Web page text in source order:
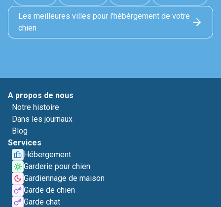
Les meilleures villes pour l'hébérgement de votre
chien
A propos de nous
Notre histoire
Dans les journaux
Blog
Services
Hébergement
Garderie pour chien
Gardiennage de maison
Garde de chien
Garde chat